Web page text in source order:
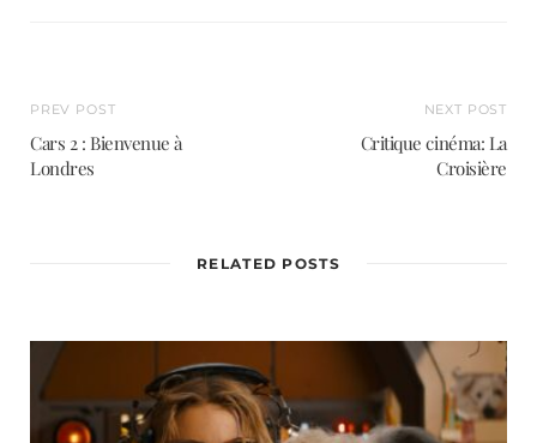
PREV POST
Cars 2 : Bienvenue à
Londres
NEXT POST
Critique cinéma: La
Croisière
RELATED POSTS